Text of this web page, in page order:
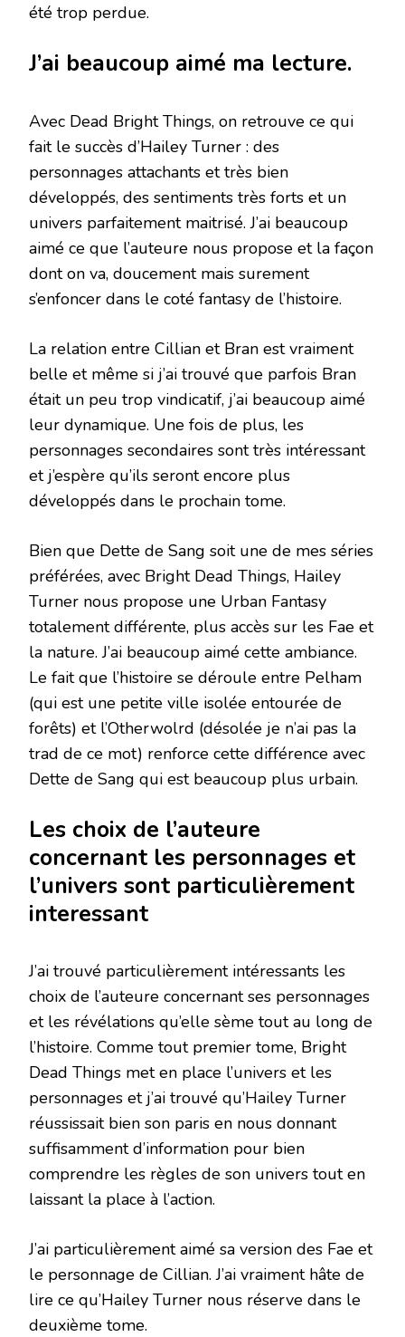
été trop perdue.
J’ai beaucoup aimé ma lecture.
Avec Dead Bright Things, on retrouve ce qui
fait le succès d’Hailey Turner : des
personnages attachants et très bien
développés, des sentiments très forts et un
univers parfaitement maitrisé. J’ai beaucoup
aimé ce que l’auteure nous propose et la façon
dont on va, doucement mais surement
s’enfoncer dans le coté fantasy de l’histoire.
La relation entre Cillian et Bran est vraiment
belle et même si j’ai trouvé que parfois Bran
était un peu trop vindicatif, j’ai beaucoup aimé
leur dynamique. Une fois de plus, les
personnages secondaires sont très intéressant
et j’espère qu’ils seront encore plus
développés dans le prochain tome.
Bien que Dette de Sang soit une de mes séries
préférées, avec Bright Dead Things, Hailey
Turner nous propose une Urban Fantasy
totalement différente, plus accès sur les Fae et
la nature. J’ai beaucoup aimé cette ambiance.
Le fait que l’histoire se déroule entre Pelham
(qui est une petite ville isolée entourée de
forêts) et l’Otherwolrd (désolée je n’ai pas la
trad de ce mot) renforce cette différence avec
Dette de Sang qui est beaucoup plus urbain.
Les choix de l’auteure
concernant les personnages et
l’univers sont particulièrement
interessant
J’ai trouvé particulièrement intéressants les
choix de l’auteure concernant ses personnages
et les révélations qu’elle sème tout au long de
l’histoire. Comme tout premier tome, Bright
Dead Things met en place l’univers et les
personnages et j’ai trouvé qu’Hailey Turner
réussissait bien son paris en nous donnant
suffisamment d’information pour bien
comprendre les règles de son univers tout en
laissant la place à l’action.
J’ai particulièrement aimé sa version des Fae et
le personnage de Cillian. J’ai vraiment hâte de
lire ce qu’Hailey Turner nous réserve dans le
deuxième tome.